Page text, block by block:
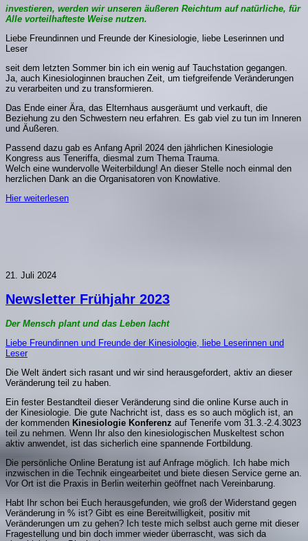
investieren, werden wir unseren äußeren Reichtum auf natürliche, für
Alle vorteilhafteste Weise nutzen.
Liebe Freundinnen und Freunde der Kinesiologie, liebe Leserinnen und
Leser
seit dem letzten Sommer bin ich ein wenig auf Tauchstation gegangen.
Ja, auch Kinesiologinnen brauchen Zeit, um tiefgreifende Veränderungen
zu verarbeiten und zu transformieren.
Das Ende einer Ära, das Elternhaus ausgeräumt und verkauft, die
Beziehung zu den Schwestern neu erfahren. Es gab viel zu tun im Inneren
und Äußeren.
Passend dazu gab es Anfang April 2024 den jährlichen Kinesiologie
Kongress aus Teneriffa, diesmal zum Thema Trauma.
Welch eine wundervolle Weiterbildung! An dieser Stelle noch einmal den
herzlichen Dank an die Organisatoren von Knowlative.
Hier weiterlesen
21. Juli 2024
Newsletter Frühjahr 2023
Der Mensch plant und das Leben lacht
Liebe Freundinnen und Freunde der Kinesiologie, liebe Leserinnen und
Leser
Die Welt ändert sich rasant und wir sind herausgefordert, aktiv an dieser
Veränderung teil zu haben.
Ein fester Bestandteil dieser Veränderung sind die online Kurse auch in
der Kinesiologie. Die gute Nachricht ist, dass es so auch möglich ist, an
der kommenden Kinesiologie Konferenz auf Tenerife vom 31.3.-2.4.3023
teil zu nehmen. Wenn Ihr also den kinesiologischen Muskeltest schon
aktiv anwendet, ist das sicherlich eine spannende Fortbildung.
Die persönliche Online Beratung ist auf Anfrage möglich. Ich habe mich
inzwischen in die Technik eingearbeitet und biete diesen Service gerne an.
Vor Ort ist die Praxis in Berlin weiterhin geöffnet nach Vereinbarung.
Habt Ihr schon bei Euch herausgefunden, wie groß der Widerstand gegen
Veränderung in % ist? Gibt es eine Bereitwilligkeit, positiv mit
Veränderungen um zu gehen? Ich teste mich selbst auch gerne mit dieser
Fragestellung und bin doch immer wieder überrascht, was sich da